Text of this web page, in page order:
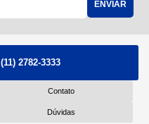
ENVIAR
(11) 2782-3333
Contato
Dúvidas